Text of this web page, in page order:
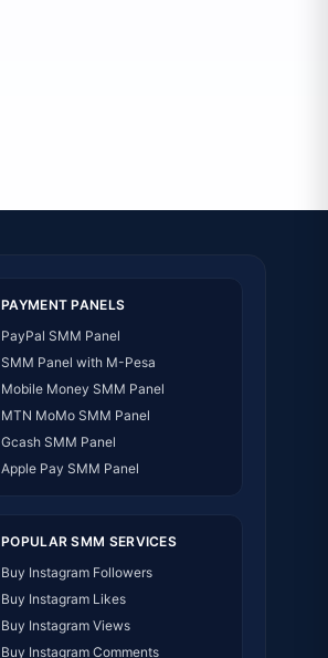
PAYMENT PANELS
PayPal SMM Panel
SMM Panel with M-Pesa
Mobile Money SMM Panel
MTN MoMo SMM Panel
Gcash SMM Panel
Apple Pay SMM Panel
POPULAR SMM SERVICES
Buy Instagram Followers
Buy Instagram Likes
Buy Instagram Views
Buy Instagram Comments